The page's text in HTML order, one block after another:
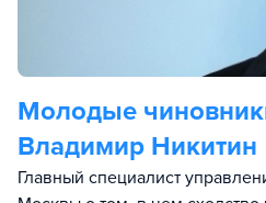
Молодые
Владимир Никитин
Главный специалист